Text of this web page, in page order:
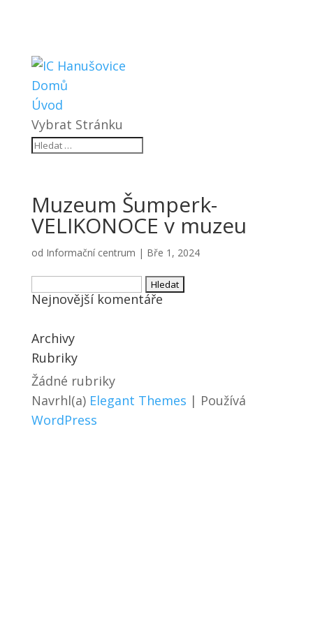
Domů
Úvod
Vybrat Stránku
Muzeum Šumperk-
VELIKONOCE v muzeu
od Informační centrum | Bře 1, 2024
Vyhledávání
Nejnovější komentáře
Archivy
Rubriky
Žádné rubriky
Navrhl(a) Elegant Themes | Používá
WordPress